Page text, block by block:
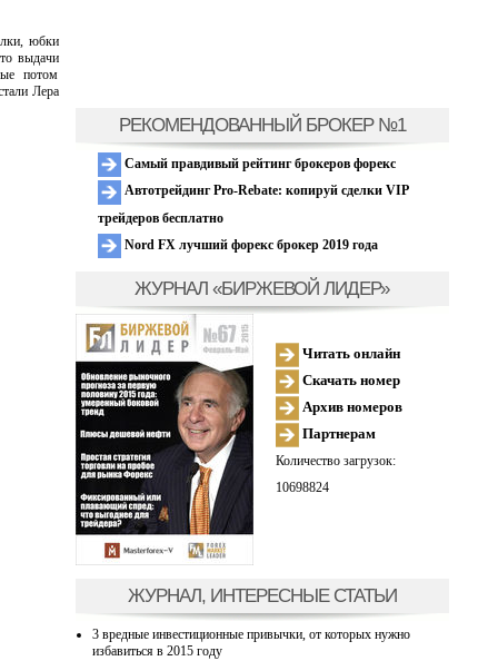
юбки
выдачи
потом
Лера
РЕКОМЕНДОВАННЫЙ БРОКЕР №1
Самый правдивый рейтинг брокеров форекс
Автотрейдинг Pro-Rebate: копируй сделки VIP
трейдеров бесплатно
Nord FX лучший форекс брокер 2019 года
ЖУРНАЛ «БИРЖЕВОЙ ЛИДЕР»
Читать онлайн
Скачать номер
Архив номеров
Партнерам
Количество загрузок:
10698824
ЖУРНАЛ, ИНТЕРЕСНЫЕ СТАТЬИ
3 вредные инвестиционные привычки, от которых нужно
избавиться в 2015 году